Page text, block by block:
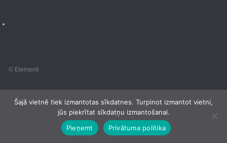
© Elementi
Šajā vietnē tiek izmantotas sīkdatnes. Turpinot izmantot vietni,
jūs piekrītat sīkdatņu izmantošanai.
Pieņemt
Privātuma politika